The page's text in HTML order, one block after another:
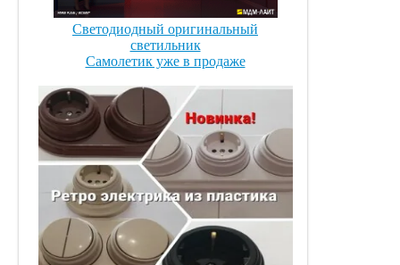
Светодиодный оригинальный
светильник
Самолетик уже в продаже